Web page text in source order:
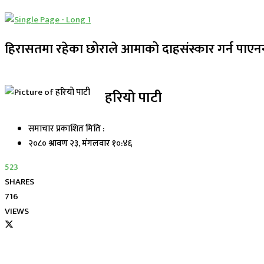
हिरासतमा रहेका छोराले आमाको दाहसंस्कार गर्न
हरियो पाटी
समाचार प्रकाशित मिति :
२०८० श्रावण २३, मंगलवार १०:४६
523
SHARES
716
VIEWS